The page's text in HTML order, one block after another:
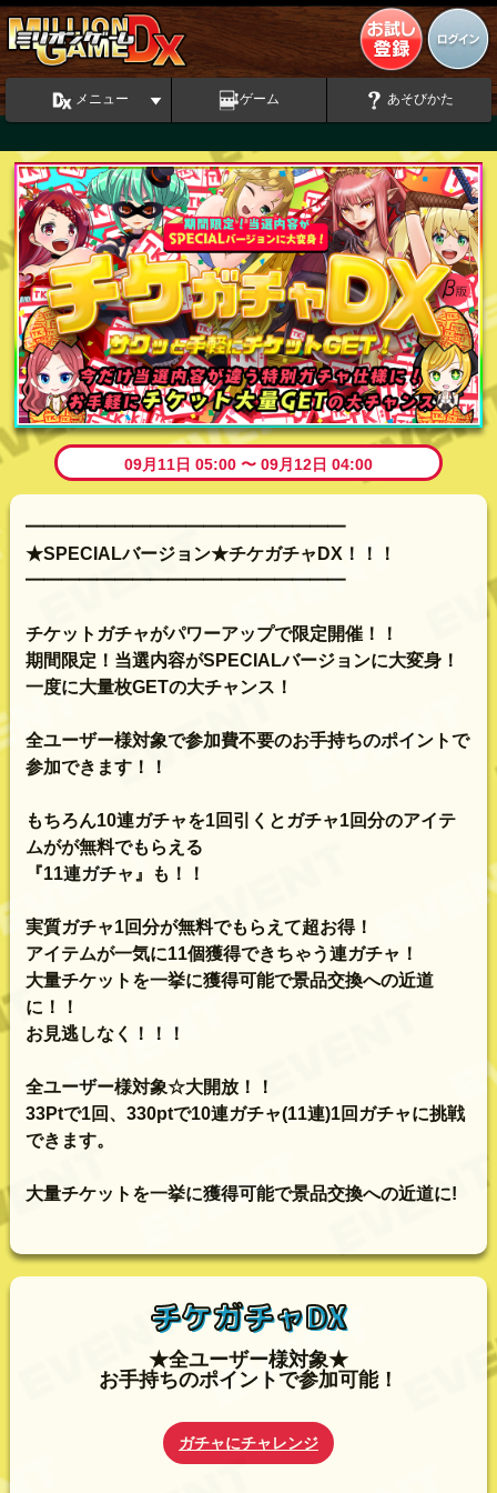
メニュー ゲーム あそびかた
09月11日 05:00 〜 09月12日 04:00
━━━━━━━━━━━━━━━━━━
★SPECIALバージョン★チケガチャDX！！！
━━━━━━━━━━━━━━━━━━
チケットガチャがパワーアップで限定開催！！
期間限定！当選内容がSPECIALバージョンに大変身！
一度に大量枚GETの大チャンス！
全ユーザー様対象で参加費不要のお手持ちのポイントで
参加できます！！
もちろん10連ガチャを1回引くとガチャ1回分のアイテ
ムがが無料でもらえる
『11連ガチャ』も！！
実質ガチャ1回分が無料でもらえて超お得！
アイテムが一気に11個獲得できちゃう連ガチャ！
大量チケットを一挙に獲得可能で景品交換への近道
に！！
お見逃しなく！！！
全ユーザー様対象☆大開放！！
33Ptで1回、330ptで10連ガチャ(11連)1回ガチャに挑戦
できます。
大量チケットを一挙に獲得可能で景品交換への近道に!
チケガチャDX
★全ユーザー様対象★
お手持ちのポイントで参加可能！
ガチャにチャレンジ